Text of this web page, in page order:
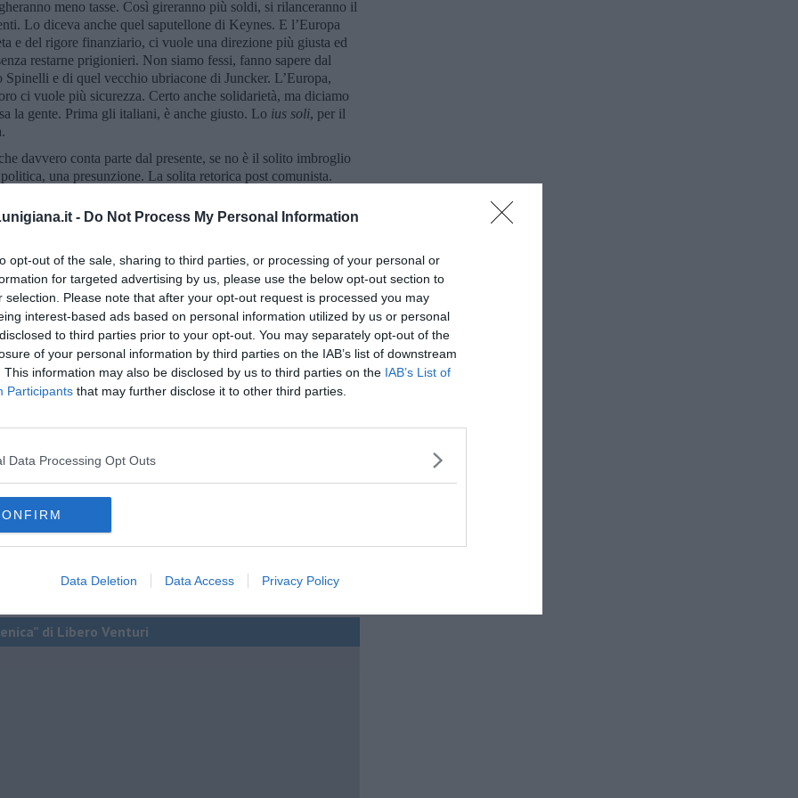
- Do Not Process My Personal Information
opt-out of the sale, sharing to third parties, or processing of your personal or
for targeted advertising by us, please use the below opt-out section to
selection. Please note that after your opt-out request is processed you may
interest-based ads based on personal information utilized by us or personal
to third parties prior to your opt-out. You may separately opt-out of the
of your personal information by third parties on the IAB’s list of downstream
This information may also be disclosed by us to third parties on the IAB’s List of
Participants that may further disclose it to other third parties.
Data Processing Opt Outs
Data Deletion Data Access Privacy Policy
meno tasse. Così gireranno più soldi, si rilanceranno il
Lo diceva anche quel saputellone di Keynes. E l’Europa
e del rigore finanziario, ci vuole una direzione più giusta ed
restarne prigionieri. Non siamo fessi, fanno sapere dal
e di quel vecchio ubriacone di Juncker. L’Europa,
ci vuole più sicurezza. Certo anche solidarietà, ma diciamo
la gente. Prima gli italiani, è anche giusto. Lo ius soli, per il
davvero conta parte dal presente, se no è il solito imbroglio
una presunzione. La solita retorica post comunista.
sanità, Grillo eteronimo, dovrebbero dare il Nobel della
. Il futuro è una terra straniera. Come il passato, in fondo. E
a torto- la decrescita felice. È oggi la Repubblica del
perché tutto questo non l’abbiamo capito prima noi?
non sono più la sinistra. La vera sinistra siamo noi -se per
il consenso e vinciamo le elezioni. Perché questo è il nostro
di cambiare! Buona domenica e buona fortuna.
di Libero Venturi